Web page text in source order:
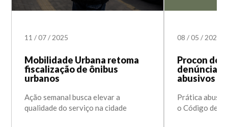
11/07/ 2025
Mobilidade Urbana retoma
fiscalização de ônibus
urbanos
Ação semanal busca elevar a
qualidade do serviço na cidade
08/05/ 2024
Procon de
denúncias
abusivos
Prática
o Código de